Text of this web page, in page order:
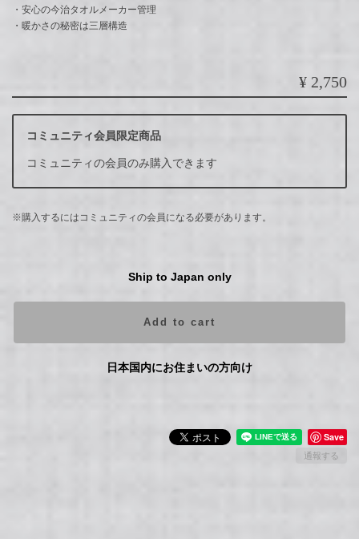
・安心の今治タオルメーカー管理
・暖かさの秘密は三層構造
¥2,750
コミュニティ会員限定商品
コミュニティの会員のみ購入できます
※購入するにはコミュニティの会員になる必要があります。
Ship to Japan only
Add to cart
日本国内にお住まいの方向け
Save
通報する